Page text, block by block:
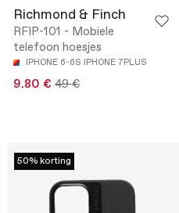
Richmond & Finch
RFIP-101 - Mobiele
telefoon hoesjes
IPHONE 6-6S IPHONE 7PLUS
9.80 € 49 €
50% korting